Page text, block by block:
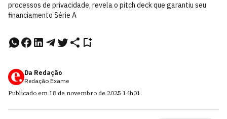
processos de privacidade, revela o pitch deck que garantiu seu
financiamento Série A
Da Redação
Redação Exame
Publicado em 18 de novembro de 2025 14h01.